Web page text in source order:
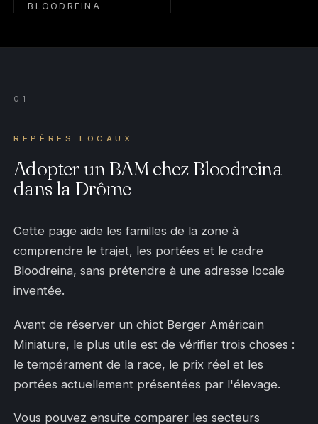
BLOODREINA
01
REPÈRES LOCAUX
Adopter un BAM chez Bloodreina
dans la Drôme
Cette page aide les familles de la zone à
comprendre le trajet, les portées et le cadre
Bloodreina, sans prétendre à une adresse locale
inventée.
Avant de réserver un chiot Berger Américain
Miniature, le plus utile est de vérifier trois choses :
le tempérament de la race, le prix réel et les
portées actuellement présentées par l'élevage.
Vous pouvez ensuite comparer les secteurs